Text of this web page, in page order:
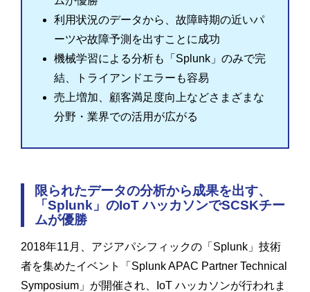
利用状況のデータから、故障時期の近いパ
ーツや故障予測を出すことに成功
機械学習による分析も「Splunk」のみで完
結、トライアンドエラーも容易
売上増加、顧客満足度向上などさまざまな
分野・業界での活用が広がる
限られたデータの分析から成果を出す、
「Splunk」のIoT ハッカソンでSCSKチー
ムが優勝
2018年11月、アジアパシフィックの「Splunk」技術
者を集めたイベント「Splunk APAC Partner Technical
Symposium」が開催され、IoT ハッカソンが行われま